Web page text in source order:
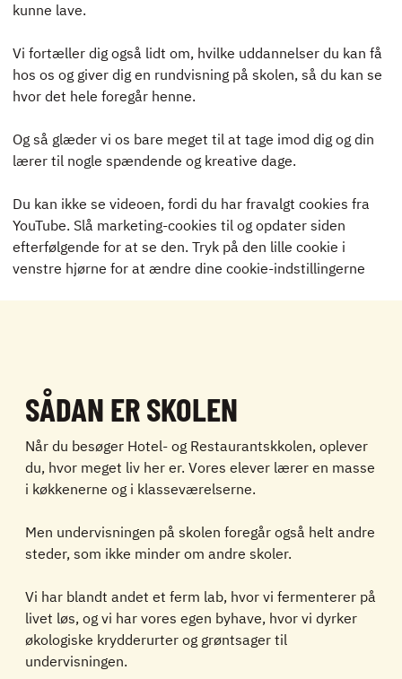
kunne lave.
Vi fortæller dig også lidt om, hvilke uddannelser du kan få
hos os og giver dig en rundvisning på skolen, så du kan se
hvor det hele foregår henne.
Og så glæder vi os bare meget til at tage imod dig og din
lærer til nogle spændende og kreative dage.
Du kan ikke se videoen, fordi du har fravalgt cookies fra
YouTube. Slå marketing-cookies til og opdater siden
efterfølgende for at se den. Tryk på den lille cookie i
venstre hjørne for at ændre dine cookie-indstillingerne
SÅDAN ER SKOLEN
Når du besøger Hotel- og Restaurantskkolen, oplever
du, hvor meget liv her er. Vores elever lærer en masse
i køkkenerne og i klasseværelserne.
Men undervisningen på skolen foregår også helt andre
steder, som ikke minder om andre skoler.
Vi har blandt andet et ferm lab, hvor vi fermenterer på
livet løs, og vi har vores egen byhave, hvor vi dyrker
økologiske krydderurter og grøntsager til
undervisningen.